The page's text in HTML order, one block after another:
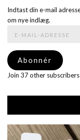
Indtast din e-mail
om nye indlæg.
adresse
Abonnér
Join 37 other subscribers